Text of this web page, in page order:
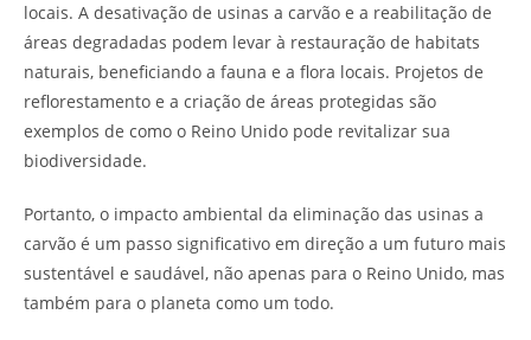
locais. A desativação de usinas a carvão e a reabilitação de
áreas degradadas podem levar à restauração de habitats
naturais, beneficiando a fauna e a flora locais. Projetos de
reflorestamento e a criação de áreas protegidas são
exemplos de como o Reino Unido pode revitalizar sua
biodiversidade.
Portanto, o impacto ambiental da eliminação das usinas a
carvão é um passo significativo em direção a um futuro mais
sustentável e saudável, não apenas para o Reino Unido, mas
também para o planeta como um todo.